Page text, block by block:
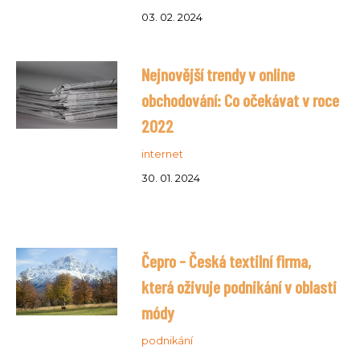
03. 02. 2024
Nejnovější trendy v online
obchodování: Co očekávat v roce
2022
internet
30. 01. 2024
Čepro - Česká textilní firma,
která oživuje podnikání v oblasti
módy
podnikání